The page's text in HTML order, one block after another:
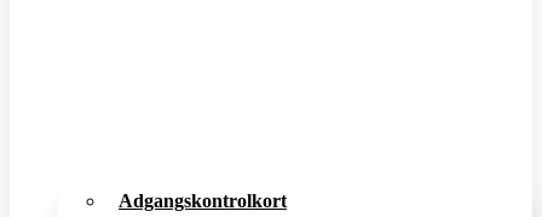
Adgangskontrolkort